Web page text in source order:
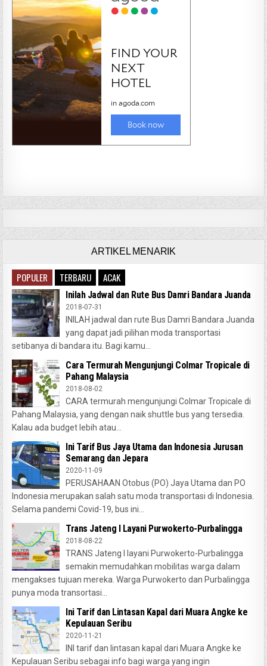
ARTIKEL MENARIK
POPULER TERBARU ACAK
Inilah Jadwal dan Rute Bus Damri Bandara Juanda
2018-07-31
INILAH jadwal dan rute Bus Damri Bandara Juanda
yang dapat jadi pilihan moda transportasi
setibanya di bandara itu. Bagi kamu...
Cara Termurah Mengunjungi Colmar Tropicale di
Pahang Malaysia
2018-08-02
CARA termurah mengunjungi Colmar Tropicale di
Pahang Malaysia, yang dengan naik shuttle bus yang tersedia.
Kalau ada budget lebih atau...
Ini Tarif Bus Jaya Utama dan Indonesia Jurusan
Semarang dan Jepara
2020-11-09
PERUSAHAAN Otobus (PO) Jaya Utama dan PO
Indonesia merupakan salah satu moda transportasi di Indonesia.
Selama pandemi Covid-19, bus ini...
Trans Jateng I Layani Purwokerto-Purbalingga
2018-08-22
TRANS Jateng I layani Purwokerto-Purbalingga
semakin memudahkan mobilitas warga dalam
mengakses tujuan mereka. Warga Purwokerto dan Purbalingga
punya moda transortasi...
Ini Tarif dan Lintasan Kapal dari Muara Angke ke
Kepulauan Seribu
2020-11-21
INI tarif dan lintasan kapal dari Muara Angke ke
Kepulauan Seribu sebagai info bagi warga yang ingin